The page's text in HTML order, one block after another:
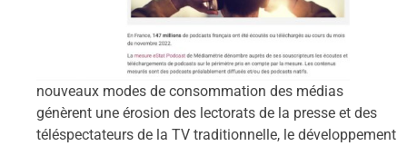
nouveaux modes de consommation des médias
génèrent une érosion des lectorats de la presse et des
téléspectateurs de la TV traditionnelle, le développement